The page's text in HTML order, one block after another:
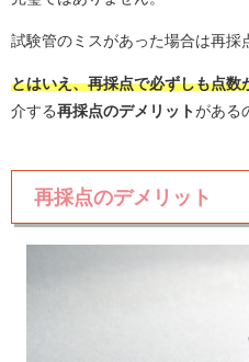
試験管のミスがあった場合は再採
とはいえ、再採点で必ずしも点数
介する再採点のデメリットがある
再採点のデメリット